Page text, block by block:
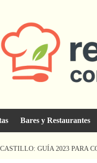
Bares y Restaurantes
GUÍA 2023 PARA